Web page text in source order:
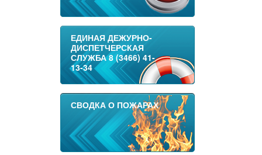
ЕДИНАЯ ДЕЖУРНО-
ДИСПЕТЧЕРСКАЯ
СЛУЖБА 8 (3466) 41-
13-34
СВОДКА О ПОЖАРАХ